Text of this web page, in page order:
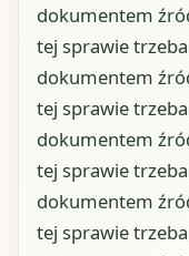
dokumentem
tej sprawie
dokumentem
tej sprawie
dokumentem
tej sprawie
dokumentem
tej sprawie